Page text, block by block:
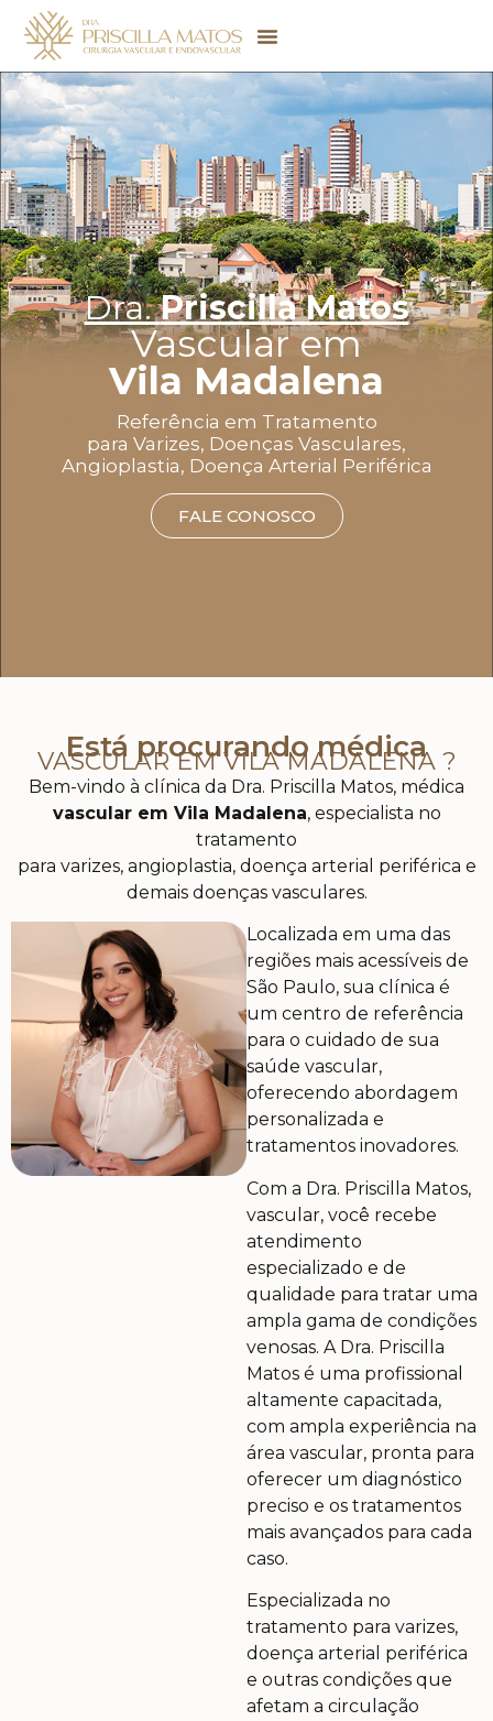
Dra.Priscilla Matos
Vascular em
Vila Madalena
Referência em Tratamento
para Varizes, Doenças Vasculares,
Angioplastia, Doença Arterial Periférica
FALE CONOSCO
Está procurando médica
VASCULAR EM VILA MADALENA ?
Bem-vindo à clínica da Dra. Priscilla Matos, médica
vascular em Vila Madalena, especialista no
tratamento
para varizes, angioplastia, doença arterial periférica e
demais doenças vasculares.
Localizada em uma das
regiões mais acessíveis de
São Paulo, sua clínica é
um centro de referência
para o cuidado de sua
saúde vascular,
oferecendo abordagem
personalizada e
tratamentos inovadores.
Com a Dra. Priscilla Matos,
vascular, você recebe
atendimento
especializado e de
qualidade para tratar uma
ampla gama de condições
venosas. A Dra. Priscilla
Matos é uma profissional
altamente capacitada,
com ampla experiência na
área vascular, pronta para
oferecer um diagnóstico
preciso e os tratamentos
mais avançados para cada
caso.
Especializada no
tratamento para varizes,
doença arterial periférica
e outras condições que
afetam a circulação